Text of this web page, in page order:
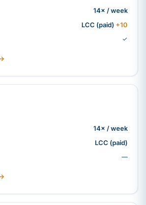
14× / week
LCC (paid) +10
✓
14× / week
LCC (paid)
—